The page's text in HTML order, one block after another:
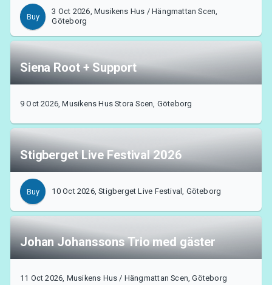
Buy
3 Oct 2026, Musikens Hus / Hängmattan Scen,
Göteborg
Siena Root + Support
9 Oct 2026, Musikens Hus Stora Scen, Göteborg
Stigberget Live Festival 2026
Buy 10 Oct 2026, Stigberget Live Festival, Göteborg
Johan Johanssons Trio med gäster
11 Oct 2026, Musikens Hus / Hängmattan Scen, Göteborg